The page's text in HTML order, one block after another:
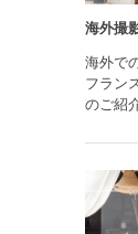
海外撮
海外で
フラン
のご紹